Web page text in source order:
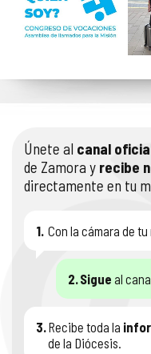
Únete al canal
de Zamora y recibe
directamente en tu
1. Con la cámara de tu
2. Sigue al
3. Recibe toda la
de la Diócesis.